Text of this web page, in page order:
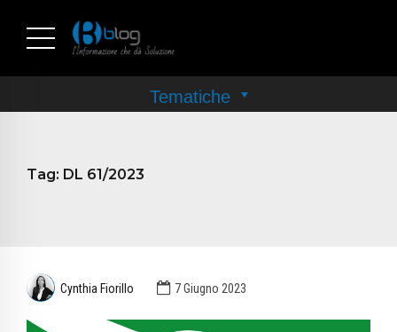
Tag: DL 61/2023
Cynthia Fiorillo 7 Giugno 2023